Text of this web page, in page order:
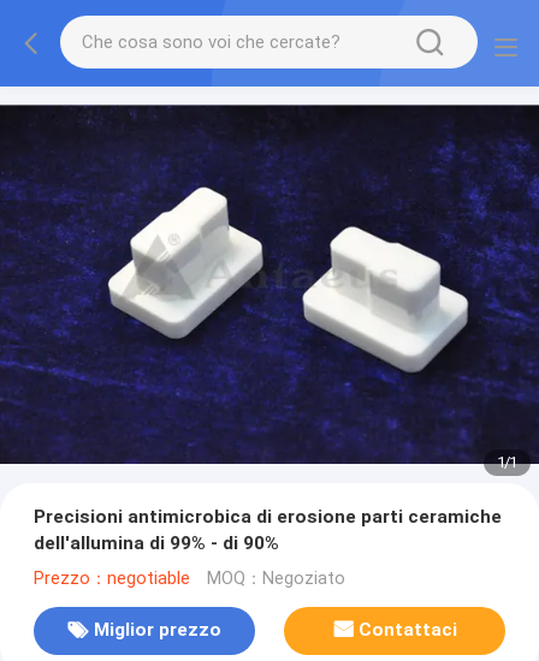
1/1
Precisioni antimicrobica di erosione parti ceramiche
dell'allumina di 99% - di 90%
Prezzo：negotiable MOQ：Negoziato
Miglior prezzo Contattaci